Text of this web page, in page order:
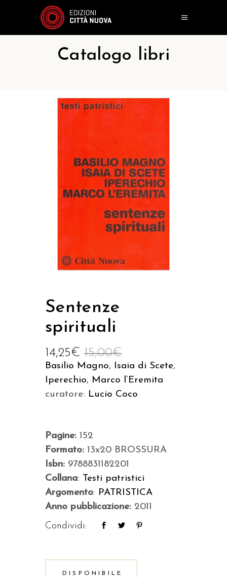
Catalogo libri
Sentenze
spirituali
15,00€
14,25€
Basilio Magno, Isaia di Scete,
Iperechio, Marco l’Eremita
curatore: Lucio Coco
Pagine: 152
Formato: 13x20 BROSSURA
Isbn: 9788831182201
Collana: Testi patristici
Argomento: PATRISTICA
Anno pubblicazione: 2011
Condividi:
DISPONIBILE